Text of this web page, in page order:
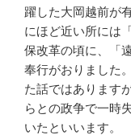
躍した大岡越前が
にほど近い所には
保改革の頃に、「
奉行がおりました
た話ではあります
らとの政争で一時
いたといいます。